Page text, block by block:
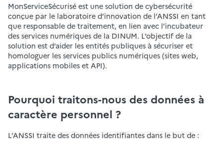
MonServiceSécurisé est une solution de cybersécurité
conçue par le laboratoire d’innovation de l’ANSSI en tant
que responsable de traitement, en lien avec l’incubateur
des services numériques de la DINUM. L’objectif de la
solution est d’aider les entités publiques à sécuriser et
homologuer les services publics numériques (sites web,
applications mobiles et API).
Pourquoi traitons-nous des données à
caractère personnel ?
L’ANSSI traite des données identifiantes dans le but de :